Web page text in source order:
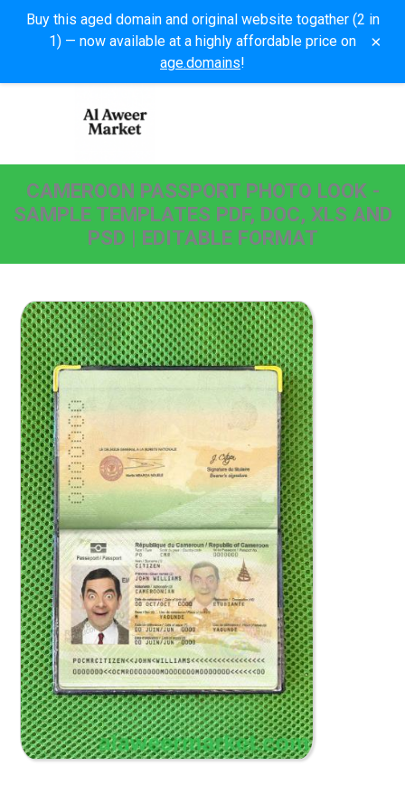
Buy this aged domain and original website togather (2 in
1) — now available at a highly affordable price on
age.domains!
×
CAMEROON PASSPORT PHOTO LOOK -
SAMPLE TEMPLATES PDF, DOC, XLS AND
PSD | EDITABLE FORMAT